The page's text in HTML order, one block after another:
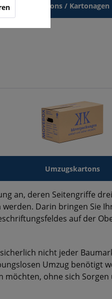
Kartons / Kartonagen
Umzugskartons
an, deren Seitengriffe
Darin bringen Sie
auf der
nicht jeder
Umzug benötigt
ohne sich